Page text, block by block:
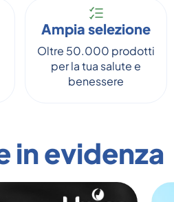
Ampia selezione
Oltre 50.000 prodotti
per la tua salute e
benessere
in evidenza